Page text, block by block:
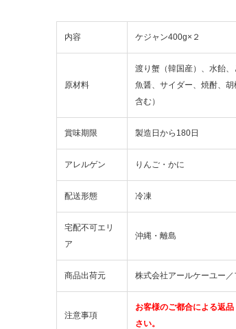
内容 ケジャン400g×２
原材料
渡り蟹（韓国産）、水飴
魚醤、サイダー、焼酎、
含む）
賞味期限 製造日から180日
アレルゲン りんご・かに
配送形態 冷凍
宅配不可エリ
ア
沖縄・離島
商品出荷元 株式会社アールケーユー
注意事項
お客様のご都合による返
さい。